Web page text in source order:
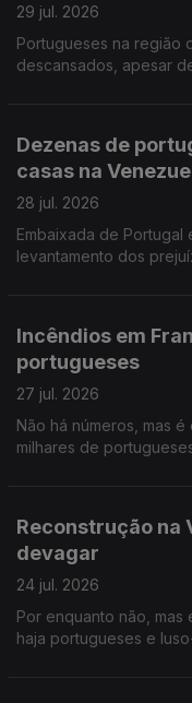
29 jul. 2026
Portugueses na região
descansados, apesar
Dezenas de
casas na
28 jul. 2026
Embaixada de Portugal
levantamento dos
Incêndios em
portugueses
27 jul. 2026
Não há números, mas
milhares de
Reconstrução na
devagar
24 jul. 2026
Por enquanto não,
haja portugueses e